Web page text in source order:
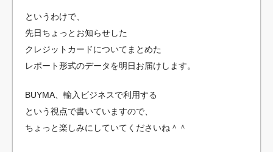
というわけで、
先日ちょっとお知らせした
クレジットカードについてまとめた
レポート形式のデータを明日お届けします。
BUYMA、輸入ビジネスで利用する
という視点で書いていますので、
ちょっと楽しみにしていてくださいね＾＾